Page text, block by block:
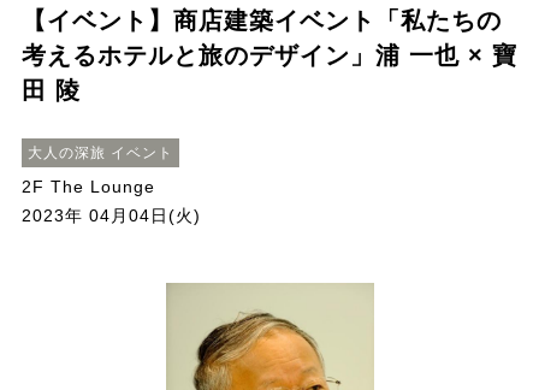
【イベント】商店建築イベント「私たちの
考えるホテルと旅のデザイン」浦 一也 × 寶
田 陵
大人の深旅 イベント
2F The Lounge
2023年 04月04日(火)